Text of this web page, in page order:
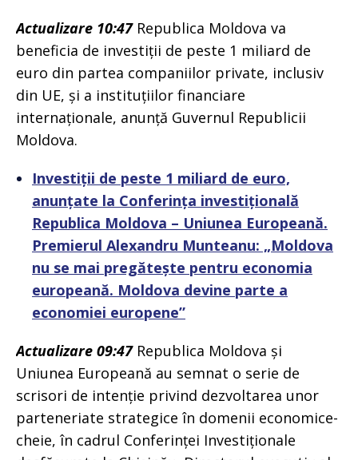
Actualizare 10:47 Republica Moldova va
beneficia de investiții de peste 1 miliard de
euro din partea companiilor private, inclusiv
din UE, și a instituțiilor financiare
internaționale, anunță Guvernul Republicii
Moldova.
Investiții de peste 1 miliard de euro,
anunțate la Conferința investițională
Republica Moldova – Uniunea Europeană.
Premierul Alexandru Munteanu: „Moldova
nu se mai pregătește pentru economia
europeană. Moldova devine parte a
economiei europene”
Actualizare 09:47Republica Moldova și
Uniunea Europeană au semnat o serie de
scrisori de intenție privind dezvoltarea unor
parteneriate strategice în domenii economice-
cheie, în cadrul Conferinței Investiționale